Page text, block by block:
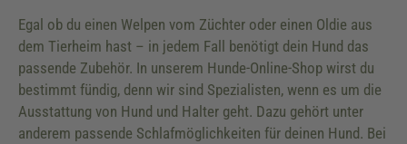
Egal ob du einen Welpen vom Züchter oder einen Oldie aus
dem Tierheim hast – in jedem Fall benötigt dein Hund das
passende Zubehör. In unserem Hunde-Online-Shop wirst du
bestimmt fündig, denn wir sind Spezialisten, wenn es um die
Ausstattung von Hund und Halter geht. Dazu gehört unter
anderem passende Schlafmöglichkeiten für deinen Hund. Bei